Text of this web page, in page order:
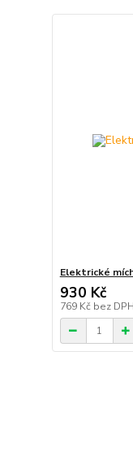
Elektrické
930 Kč
769 Kč bez DPH